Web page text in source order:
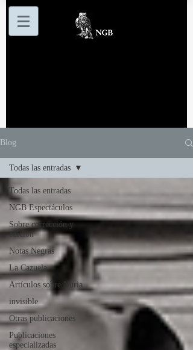
Blog
Todas las entradas
NGB Espectáculos
Sobre corrección y
edición
Notas Negras
La Cazuela
Artículos sobre Nuria
invisible
Otras publicaciones
Publicaciones
especializadas
Todas las entradas